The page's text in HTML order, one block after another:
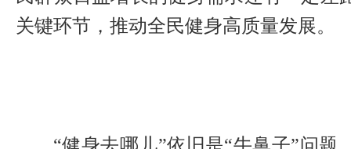
关键环节，推动全民健身高质量发展。